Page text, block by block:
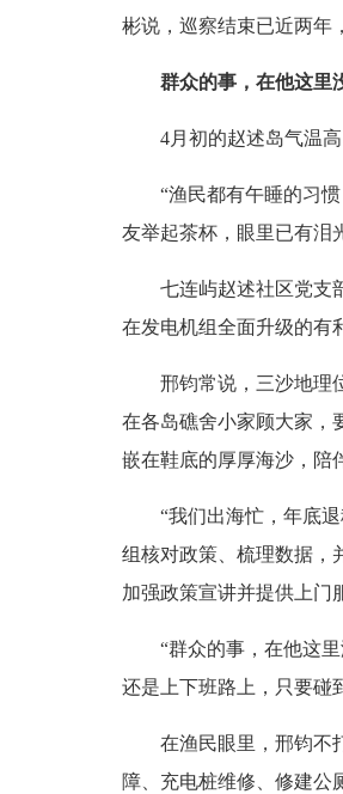
彬说，巡察结束已近两年
群众的事，在他这里
4月初的赵述岛气温高
“渔民都有午睡的习惯
友举起茶杯，眼里已有泪
七连屿赵述社区党支部
在发电机组全面升级的有
邢钧常说，三沙地理位
在各岛礁舍小家顾大家，
嵌在鞋底的厚厚海沙，陪
“我们出海忙，年底退
组核对政策、梳理数据，
加强政策宣讲并提供上门
“群众的事，在他这里
还是上下班路上，只要碰
在渔民眼里，邢钧不打
障、充电桩维修、修建公